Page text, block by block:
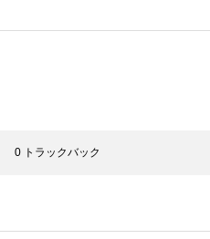
0 トラックバック